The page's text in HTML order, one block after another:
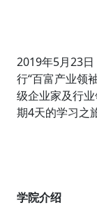
2019年5月23
行“百富产业领
级企业家及行
期4天的学习之
学院介绍